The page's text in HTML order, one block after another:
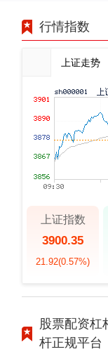
行情指数
上证走势
上证指数
3900.35
21.92(0.57%)
股票配资杠
杆正规平台